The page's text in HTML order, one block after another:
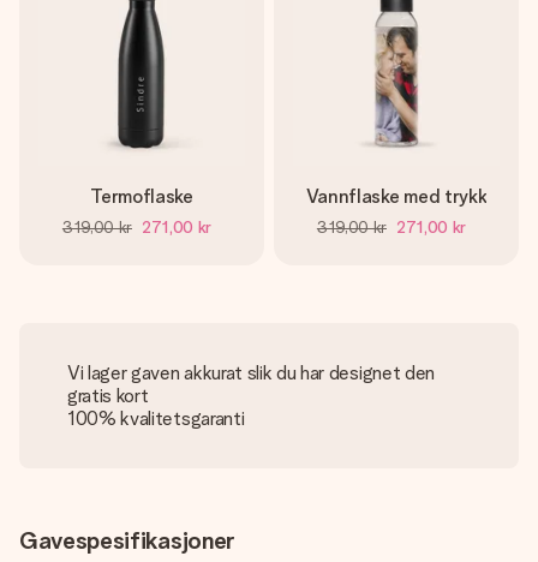
Termoflaske
319,00 kr 271,00 kr
Vannflaske med trykk
319,00 kr 271,00 kr
Vi lager gaven akkurat slik du har designet den
gratis kort
100% kvalitetsgaranti
Gavespesifikasjoner